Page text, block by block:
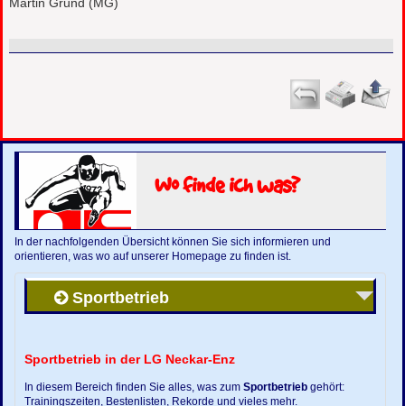
Martin Grund (MG)
Wo finde ich was?
In der nachfolgenden Übersicht können Sie sich informieren und
orientieren, was wo auf unserer Homepage zu finden ist.
Sportbetrieb
Sportbetrieb in der LG Neckar-Enz
In diesem Bereich finden Sie alles, was zumSportbetrieb gehört:
Trainingszeiten, Bestenlisten, Rekorde und vieles mehr.